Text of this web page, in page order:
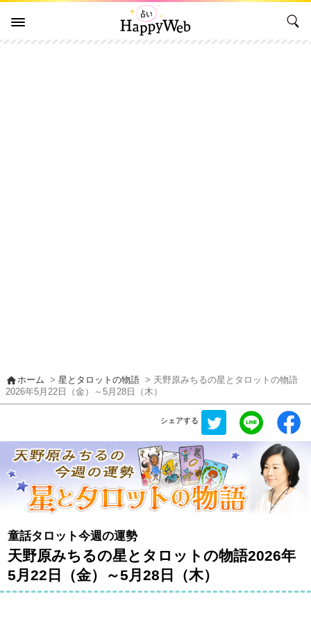
homeホーム >星とタロットの物語 > 天野原みちるの星とタロットの物語
2026年5月22日（金）～5月28日（木）
シェアする
童話タロット今週の運勢
天野原みちるの星とタロットの物語2026年
5月22日（金）～5月28日（木）